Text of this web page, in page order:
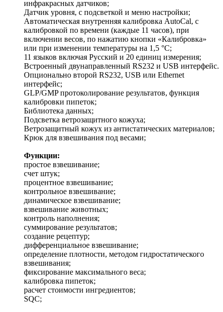
инфракрасных датчиков;
Датчик уровня, с подсветкой и меню настройки;
Автоматическая внутренняя калибровка AutoCal, с
калибровкой по времени (каждые 11 часов), при
включении весов, по нажатию кнопки «Калибровка»
или при изменении температуры на 1,5 °С;
11 языков включая Русский и 20 единиц измерения;
Встроенный двунаправленный RS232 и USB интерфейс.
Опционально второй RS232, USB или Ethernet
интерфейс;
GLP/GMP протоколирование результатов, функция
калибровки пипеток;
Библиотека данных;
Подсветка ветрозащитного кожуха;
Ветрозащитный кожух из антистатических материалов;
Крюк для взвешивания под весами;
Функции:
простое взвешивание;
счет штук;
процентное взвешивание;
контрольное взвешивание;
динамическое взвешивание;
взвешивание животных;
контроль наполнения;
суммирование результатов;
создание рецептур;
дифференциальное взвешивание;
определение плотности, методом гидростатического
взвешивания;
фиксирование максимального веса;
калибровка пипеток;
расчет стоимости ингредиентов;
SQC;